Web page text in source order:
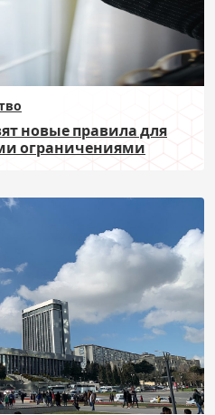
новые правила для
ограничениями